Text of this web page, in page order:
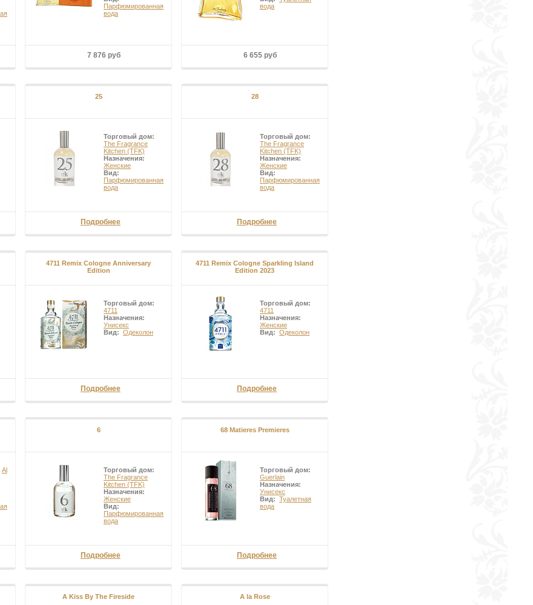
Парфюмированная
вода
7 876 руб
вода
6 655 руб
25
Торговый дом:
The Fragrance
Kitchen (TFK)
Назначения:
Женские
Вид:
Парфюмированная
вода
Подробнее
28
Торговый дом:
The Fragrance
Kitchen (TFK)
Назначения:
Женские
Вид:
Парфюмированная
вода
Подробнее
4711 Remix Cologne Anniversary
Edition
Торговый дом:
4711
Назначения:
Унисекс
Вид: Одеколон
Подробнее
4711 Remix Cologne Sparkling Island
Edition 2023
Торговый дом:
4711
Назначения:
Женские
Вид: Одеколон
Подробнее
Al
6
Торговый дом:
The Fragrance
Kitchen (TFK)
Назначения:
Женские
Вид:
Парфюмированная
вода
Подробнее
68 Matieres Premieres
Торговый дом:
Guerlain
Назначения:
Унисекс
Вид: Туалетная
вода
Подробнее
A Kiss By The Fireside A la Rose